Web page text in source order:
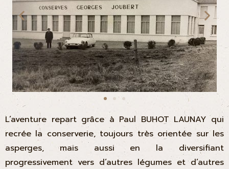
L’aventure repart grâce à Paul BUHOT LAUNAY qui
recrée la conserverie, toujours très orientée sur les
asperges, mais aussi en la diversifiant
progressivement vers d’autres légumes et d’autres